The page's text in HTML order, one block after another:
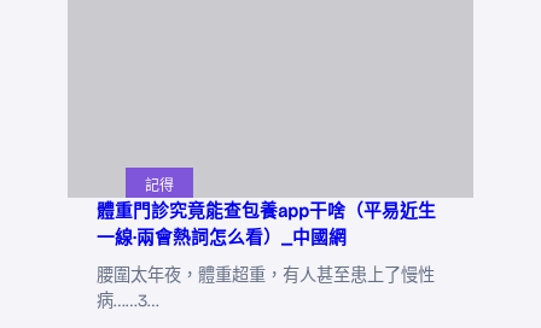
記得
體重門診究竟能查包養app干啥（平易近生
一線·兩會熱詞怎么看）_中國網
腰圍太年夜，體重超重，有人甚至患上了慢性
病……3…